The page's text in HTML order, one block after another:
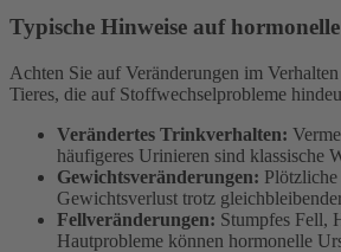
Typische Hinweise auf
Achten Sie auf Veränderungen im
Tieres, die auf Stoffwechselprobleme
Verändertes Trinkverhalten:
häufigeres Urinieren sind klassische
Gewichtsveränderungen:
Gewichtsverlust trotz
Fellveränderungen: Stumpfes Fell,
Hautprobleme können hormonelle